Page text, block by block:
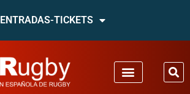
ENTRADAS-TICKETS